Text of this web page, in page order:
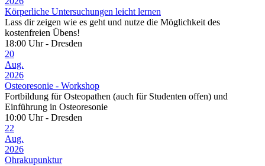
Körperliche Untersuchungen leicht lernen
Lass dir zeigen wie es geht und nutze die Möglichkeit des
kostenfreien Übens!
18:00 Uhr - Dresden
20
Aug.
2026
Osteoresonie - Workshop
Fortbildung für Osteopathen (auch für Studenten offen) und
Einführung in Osteoresonie
10:00 Uhr - Dresden
22
Aug.
2026
Ohrakupunktur